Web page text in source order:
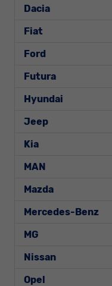
Dacia
Fiat
Ford
Futura
Hyundai
Jeep
Kia
MAN
Mazda
Mercedes-Benz
MG
Nissan
Opel